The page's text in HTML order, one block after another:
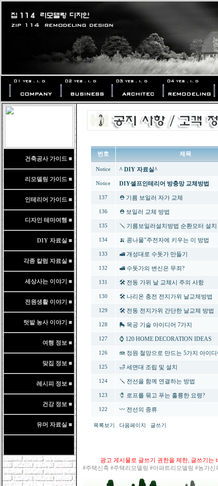
건축공사 가이드 ■
리모델링 가이드 ■
인테리어 가이드 ■
디자인 테마여행 ■
DIY 자료실 ■
각종 칼럼 자료실 ■
세상사는 이야기 ■
전원생활 이야기 ■
텃밭 농사 이야기 ■
여행 정보 ■
맞집 정보 ■
레시피 정보 ■
건강 정보 ■
유머 자료실 ■
번호 제목
Notice ^ DIY 자료실^
Notice DIY셀프인테리어 방충망 교체방법
137 ⛑️ 기름 보일러 자가 교체
136 ⛑️ 보일러 교체 방법
135 🪛 기름보일러설치방법 순환모터 설치
134 🍌 콩나물"주전자에 키우는 이 방법
133 🚅 개성대로 수돗가 만들기
132 🚅 수돗가의 변신은 무죄?
131 🛠️ 전동 가위 날 교체시 주의 사항
130 🛠️ 나리온 충전 전지가위 날교체방법
129 🛠️ 전동 전지가위 간단한 날교체 방법
128 🛼 목공 기술 아이디어 7가지
127 ⌚ 120 HOME DECORATION IDEAS
126 🪼 정원 철망으로 만드는 5가지 아이
125 🛁 세면대 조립 및 설치
124 🪛 전선을 함께 연결하는 방법
123 🧷 로프를 묶고 푸는 훌륭한 요령?
122 〰️ 전선의 종류
목록보기 다음페이지 글쓰기
광고 게시물로 글쓰기 권한을 제한, 글쓰기는
#주택신축 #주택리모델링 #아파트리모델링 #농가